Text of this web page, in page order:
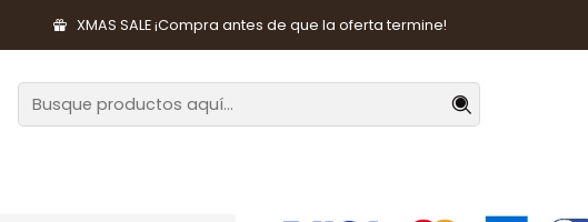
XMAS SALE ¡Compra antes de que la oferta termine!
Lentes y Accesorios Lentes de Sol Lentes de Sol Polarizado
Lentes de Sol